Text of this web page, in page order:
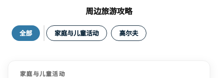
周边旅游攻略
全部 家庭与儿童活动 高尔夫
家庭与儿童活动